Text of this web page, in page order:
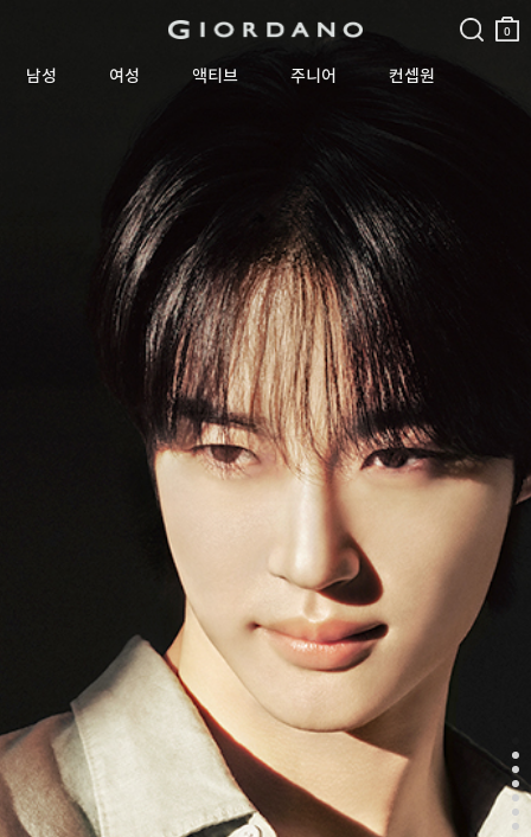
구니
0
남성 여성 액티브 주니어 컨셉원